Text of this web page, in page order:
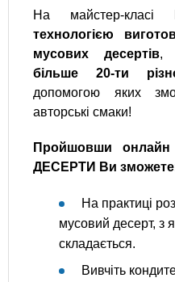
На майстер-
технологією
мусових десертів,
більше 20-ти
допомогою яких
авторські смаки!
Пройшовши онлайн
ДЕСЕРТИ Ви
На практиці
мусовий десерт, з
складається.
Вивчіть